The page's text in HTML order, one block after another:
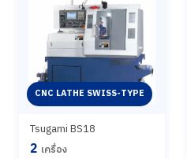
CNC LATHE SWISS-TYPE
Tsugami BS18
2 เครื่อง